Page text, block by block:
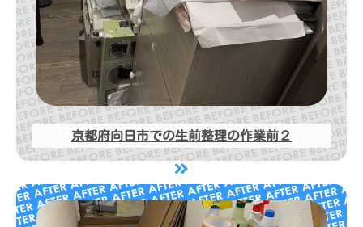
京都府向日市での生前整理の作業前２